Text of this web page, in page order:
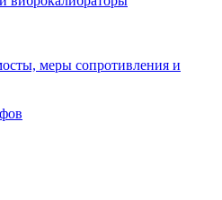
меры сопротивления и